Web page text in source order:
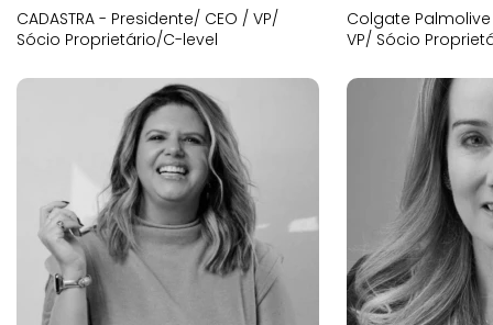
CADASTRA - Presidente/ CEO / VP/
Sócio Proprietário/C-level
Colgate
VP/ Sócio